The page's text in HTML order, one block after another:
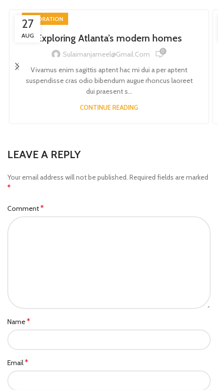
27
AUG
DECORATION
Exploring Atlanta’s modern homes
Sulaimanjameel@gmail.com 0
Vivamus enim sagittis aptent hac mi dui a per aptent
suspendisse cras odio bibendum augue rhoncus laoreet
dui praesent s...
CONTINUE READING
LEAVE A REPLY
Your email address will not be published. Required fields are marked
*
Comment*
Name*
Email*